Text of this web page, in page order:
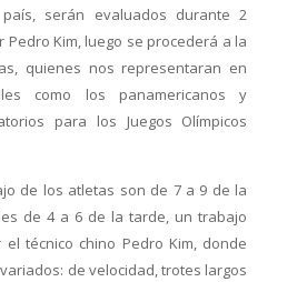
serán evaluados durante 2
Kim, luego se procederá a la
quienes nos representaran en
como los panamericanos y
para los Juegos Olímpicos
de los atletas son de 7 a 9 de la
de 4 a 6 de la tarde, un trabajo
técnico chino Pedro Kim, donde
de velocidad, trotes largos